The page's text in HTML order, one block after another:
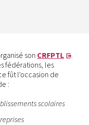
son CRFPTL
.
fédérations, les
fût l'occasion de
:
scolaires